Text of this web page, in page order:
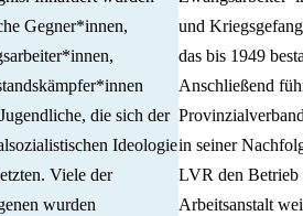
Gegner*innen,
die sich der
Ideologie
Viele der
wurden
und
das bis 1949
Anschließend
in seiner
LVR den Betrieb
Arbeitsanstalt